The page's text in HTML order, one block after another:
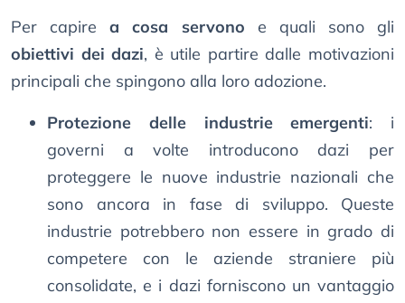
Per capirea cosa servono e quali sono gli
obiettivi dei dazi, è utile partire dalle motivazioni
principali che spingono alla loro adozione.
Protezione delle industrie emergenti: i
governi a volte introducono dazi per
proteggere le nuove industrie nazionali che
sono ancora in fase di sviluppo. Queste
industrie potrebbero non essere in grado di
competere con le aziende straniere più
consolidate, e i dazi forniscono un vantaggio